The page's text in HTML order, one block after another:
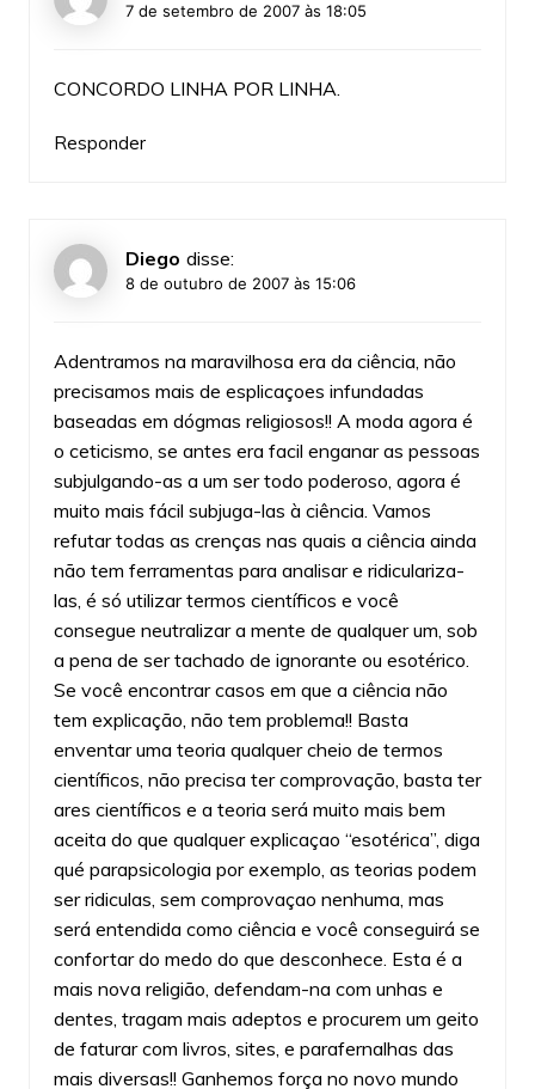
7 de setembro de 2007 às 18:05
CONCORDO LINHA POR LINHA.
Responder
Diego disse:
8 de outubro de 2007 às 15:06
Adentramos na maravilhosa era da ciência, não
precisamos mais de esplicaçoes infundadas
baseadas em dógmas religiosos!! A moda agora é
o ceticismo, se antes era facil enganar as pessoas
subjulgando-as a um ser todo poderoso, agora é
muito mais fácil subjuga-las à ciência. Vamos
refutar todas as crenças nas quais a ciência ainda
não tem ferramentas para analisar e ridiculariza-
las, é só utilizar termos científicos e você
consegue neutralizar a mente de qualquer um, sob
a pena de ser tachado de ignorante ou esotérico.
Se você encontrar casos em que a ciência não
tem explicação, não tem problema!! Basta
enventar uma teoria qualquer cheio de termos
científicos, não precisa ter comprovação, basta ter
ares científicos e a teoria será muito mais bem
aceita do que qualquer explicaçao “esotérica”, diga
qué parapsicologia por exemplo, as teorias podem
ser ridiculas, sem comprovaçao nenhuma, mas
será entendida como ciência e você conseguirá se
confortar do medo do que desconhece. Esta é a
mais nova religião, defendam-na com unhas e
dentes, tragam mais adeptos e procurem um geito
de faturar com livros, sites, e parafernalhas das
mais diversas!! Ganhemos força no novo mundo